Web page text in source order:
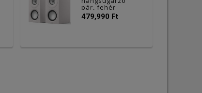
pár, fehér
479,990 Ft